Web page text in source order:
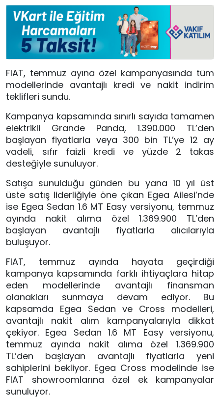
FIAT, temmuz ayına özel kampanyasında tüm
modellerinde avantajlı kredi ve nakit indirim
teklifleri sundu.
Kampanya kapsamında sınırlı sayıda tamamen
elektrikli Grande Panda, 1.390.000 TL’den
başlayan fiyatlarla veya 300 bin TL’ye 12 ay
vadeli, sıfır faizli kredi ve yüzde 2 takas
desteğiyle sunuluyor.
Satışa sunulduğu günden bu yana 10 yıl üst
üste satış liderliğiyle öne çıkan Egea Ailesi’nde
ise Egea Sedan 1.6 MT Easy versiyonu, temmuz
ayında nakit alıma özel 1.369.900 TL’den
başlayan avantajlı fiyatlarla alıcılarıyla
buluşuyor.
FIAT, temmuz ayında hayata geçirdiği
kampanya kapsamında farklı ihtiyaçlara hitap
eden modellerinde avantajlı finansman
olanakları sunmaya devam ediyor. Bu
kapsamda Egea Sedan ve Cross modelleri,
avantajlı nakit alım kampanyalarıyla dikkat
çekiyor. Egea Sedan 1.6 MT Easy versiyonu,
temmuz ayında nakit alıma özel 1.369.900
TL’den başlayan avantajlı fiyatlarla yeni
sahiplerini bekliyor. Egea Cross modelinde ise
FIAT showroomlarına özel ek kampanyalar
sunuluyor.